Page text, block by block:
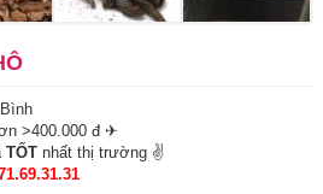
>400.000 đ ✈
TỐT nhất thị trường ✌